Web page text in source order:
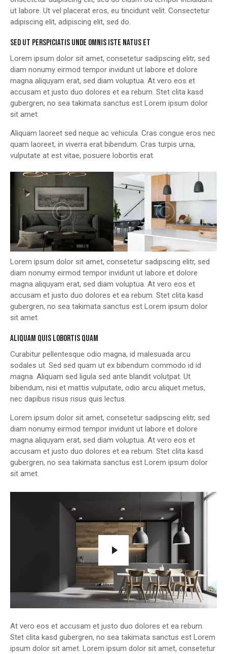
ut labore. Ut vel placerat eros, eu tincidunt velit. Consectetur
adipiscing elit, adipiscing elit, sed do.
SED UT PERSPICIATIS UNDE OMNIS ISTE NATUS ET
Lorem ipsum dolor sit amet, consetetur sadipscing elitr, sed
diam nonumy eirmod tempor invidunt ut labore et dolore
magna aliquyam erat, sed diam voluptua. At vero eos et
accusam et justo duo dolores et ea rebum. Stet clita kasd
gubergren, no sea takimata sanctus est Lorem ipsum dolor
sit amet.
Aliquam laoreet sed neque ac vehicula. Cras congue eros nec
quam laoreet, in viverra erat bibendum. Cras turpis urna,
vulputate at est vitae, posuere lobortis erat.
Lorem ipsum dolor sit amet, consetetur sadipscing elitr, sed
diam nonumy eirmod tempor invidunt ut labore et dolore
magna aliquyam erat, sed diam voluptua. At vero eos et
accusam et justo duo dolores et ea rebum. Stet clita kasd
gubergren, no sea takimata sanctus est Lorem ipsum dolor
sit amet.
ALIQUAM QUIS LOBORTIS QUAM
Curabitur pellentesque odio magna, id malesuada arcu
sodales ut. Sed sed quam ut ex bibendum commodo id id
magna. Aliquam sed ligula sed ante blandit volutpat. Ut
bibendum, nisi et mattis vulputate, odio arcu aliquet metus,
nec dapibus risus risus quis lectus.
Lorem ipsum dolor sit amet, consetetur sadipscing elitr, sed
diam nonumy eirmod tempor invidunt ut labore et dolore
magna aliquyam erat, sed diam voluptua. At vero eos et
accusam et justo duo dolores et ea rebum. Stet clita kasd
gubergren, no sea takimata sanctus est Lorem ipsum dolor
sit amet.
At vero eos et accusam et justo duo dolores et ea rebum.
Stet clita kasd gubergren, no sea takimata sanctus est Lorem
ipsum dolor sit amet. Lorem ipsum dolor sit amet, consetetur